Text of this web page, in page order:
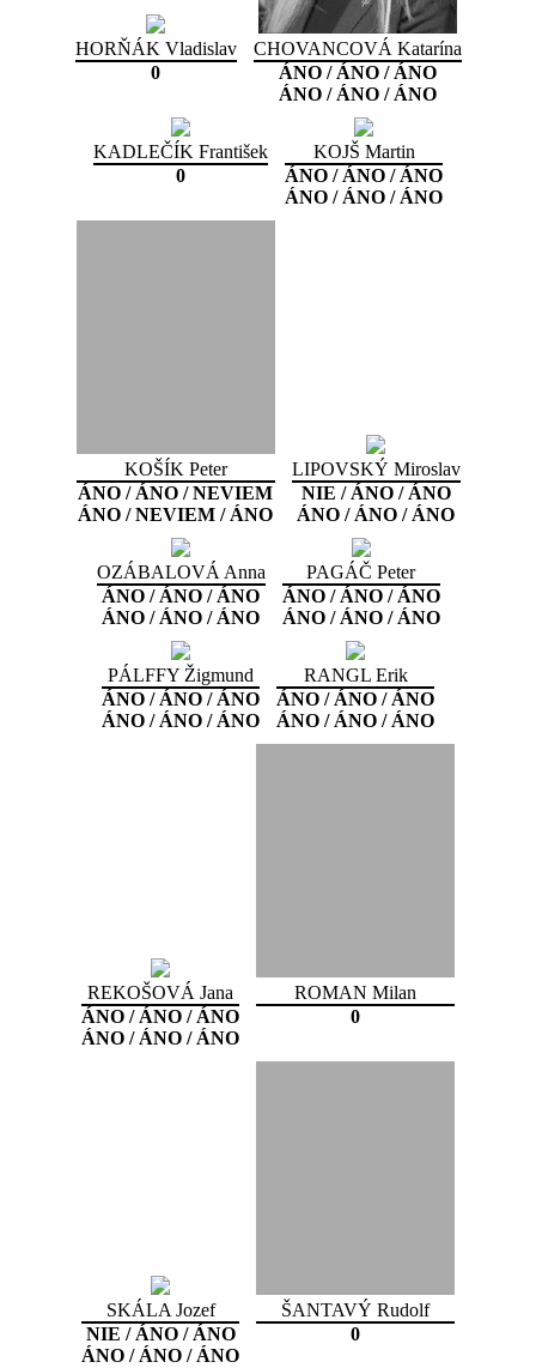
HORŇÁK Vladislav
0
CHOVANCOVÁ Katarína
ÁNO / ÁNO / ÁNO
ÁNO / ÁNO / ÁNO
KADLEČÍK František
0
KOJŠ Martin
ÁNO / ÁNO / ÁNO
ÁNO / ÁNO / ÁNO
KOŠÍK Peter
ÁNO / ÁNO / NEVIEM
ÁNO / NEVIEM / ÁNO
LIPOVSKÝ Miroslav
NIE / ÁNO / ÁNO
ÁNO / ÁNO / ÁNO
OZÁBALOVÁ Anna
ÁNO / ÁNO / ÁNO
ÁNO / ÁNO / ÁNO
PAGÁČ Peter
ÁNO / ÁNO / ÁNO
ÁNO / ÁNO / ÁNO
PÁLFFY Žigmund
ÁNO / ÁNO / ÁNO
ÁNO / ÁNO / ÁNO
RANGL Erik
ÁNO / ÁNO / ÁNO
ÁNO / ÁNO / ÁNO
REKOŠOVÁ Jana
ÁNO / ÁNO / ÁNO
ÁNO / ÁNO / ÁNO
ROMAN Milan
0
SKÁLA Jozef
NIE / ÁNO / ÁNO
ÁNO / ÁNO / ÁNO
ŠANTAVÝ Rudolf
0